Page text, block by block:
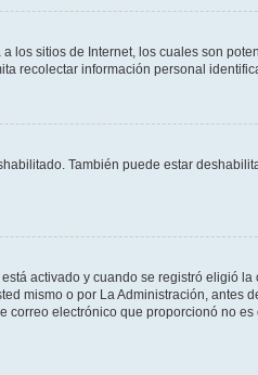
los sitios de Internet, los cuales son
recolectar información personal
También puede estar
activado y cuando se registró eligió la
mismo o por La Administración, antes
electrónico que proporcionó no